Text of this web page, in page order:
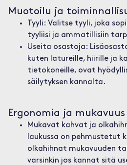
Muotoilu ja
Tyyli: Valitse tyyli, joka
tyyliisi ja ammatillisiin
Useita osastoja:
kuten latureille, hiirille ja
tietokoneille, ovat
säilytyksen kannalta.
Ergonomia ja mukavuus
Mukavat kahvat ja
laukussa on pehmustetut
olkahihnat mukavuuden
varsinkin jos kannat sitä